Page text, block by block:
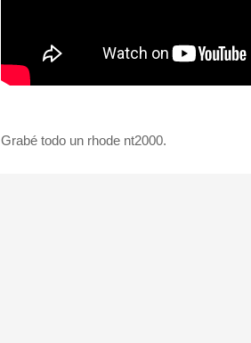
Grabé todo un rhode nt2000.